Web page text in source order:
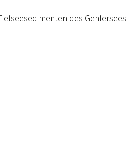
des Genfersees